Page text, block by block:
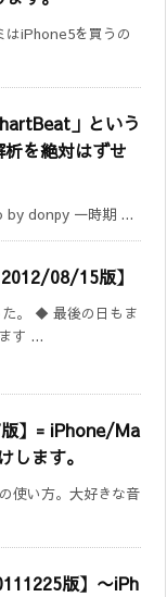
はiPhone5を買うの
」という
を絶対はずせ
donpy 一時期 ...
08/15版】
。 ◆ 最後の日もま
す ...
】= iPhone/Ma
します。
使い方。大好きな音
版】 〜iPh